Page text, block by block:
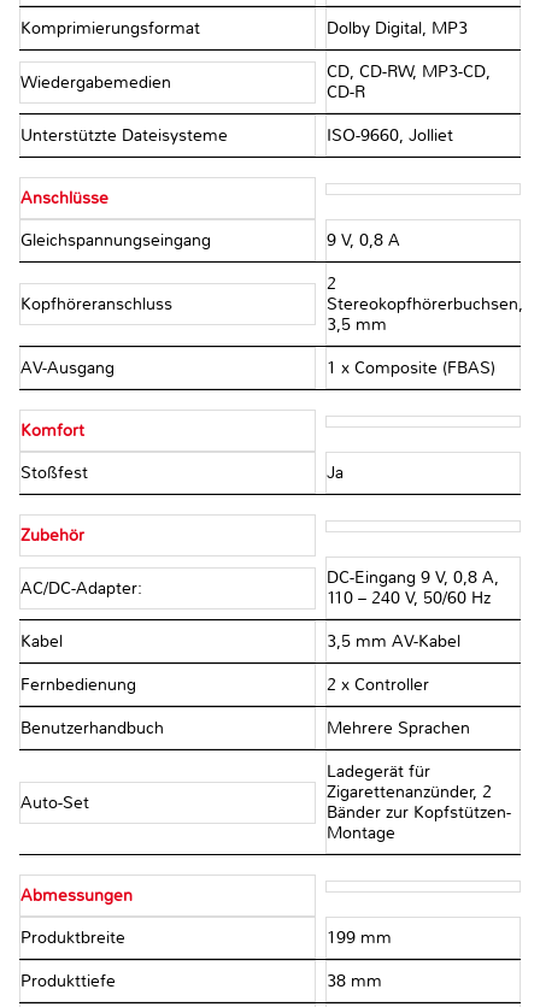
Komprimierungsformat Dolby Digital, MP3
Wiedergabemedien
CD, CD-RW, MP3-CD,
CD-R
Unterstützte Dateisysteme ISO-9660, Jolliet
Anschlüsse
Gleichspannungseingang 9 V, 0,8 A
Kopfhöreranschluss
2
Stereokopfhörerbuchsen,
3,5 mm
AV-Ausgang 1 x Composite (FBAS)
Komfort
Stoßfest Ja
Zubehör
AC/DC-Adapter:
DC-Eingang 9 V, 0,8 A,
110 – 240 V, 50/60 Hz
Kabel 3,5 mm AV-Kabel
Fernbedienung 2 x Controller
Benutzerhandbuch Mehrere Sprachen
Auto-Set
Ladegerät für
Zigarettenanzünder, 2
Bänder zur Kopfstützen-
Montage
Abmessungen
Produktbreite 199 mm
Produkttiefe 38 mm